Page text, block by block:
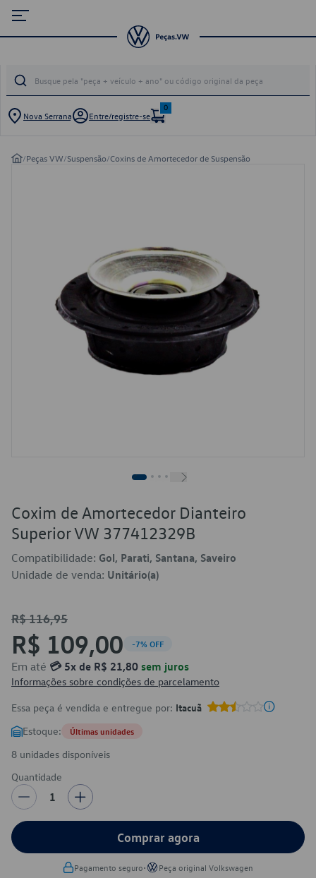
Nova Serrana Entre/registre-se
0
/Peças VW/Suspensão/Coxins de Amortecedor de Suspensão
Coxim de Amortecedor Dianteiro
Superior VW 377412329B
Compatibilidade: Gol, Parati, Santana, Saveiro
Unidade de venda: Unitário(a)
R$ 116,95
R$ 109,00 -7% OFF
Em até 💳 5x de R$ 21,80 sem juros
Informações sobre condições de parcelamento
Essa peça é vendida e entregue por: Itacuã
Estoque: Últimas unidades
8 unidades disponíveis
Quantidade
1
Comprar agora
Pagamento seguro• Peça original Volkswagen